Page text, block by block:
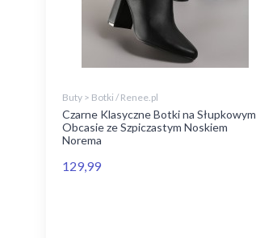
Buty > Botki / Renee.pl
Czarne Klasyczne Botki na Słupkowym
Obcasie ze Szpiczastym Noskiem
Norema
129,99